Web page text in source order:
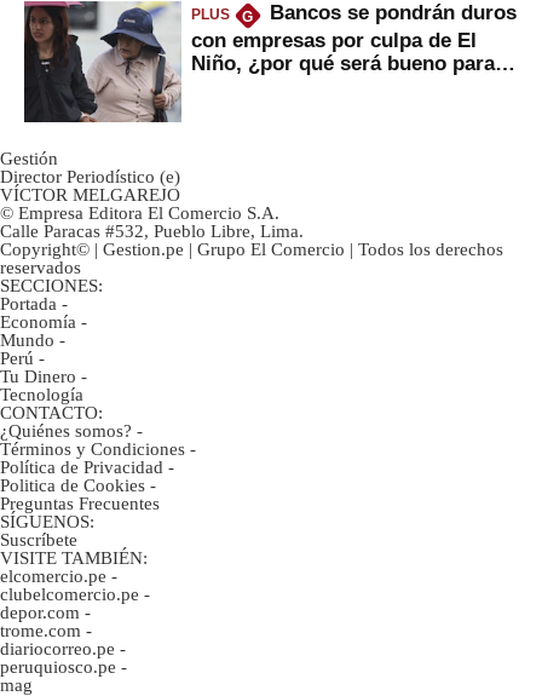
PLUS G
Bancos se pondrán duros
con empresas por culpa de El
Niño, ¿por qué será bueno para
Gestión
Director Periodístico (e)
VÍCTOR MELGAREJO
© Empresa Editora El Comercio S.A.
Calle Paracas #532, Pueblo Libre, Lima.
Copyright© | Gestion.pe | Grupo El Comercio | Todos los derechos
reservados
SECCIONES:
Portada -
Economía -
Mundo -
Perú -
Tu Dinero -
Tecnología
CONTACTO:
¿Quiénes somos? -
Términos y Condiciones -
Política de Privacidad -
Politica de Cookies -
Preguntas Frecuentes
SÍGUENOS:
Suscríbete
VISITE TAMBIÉN:
elcomercio.pe -
clubelcomercio.pe -
depor.com -
trome.com -
diariocorreo.pe -
peruquiosco.pe -
mag